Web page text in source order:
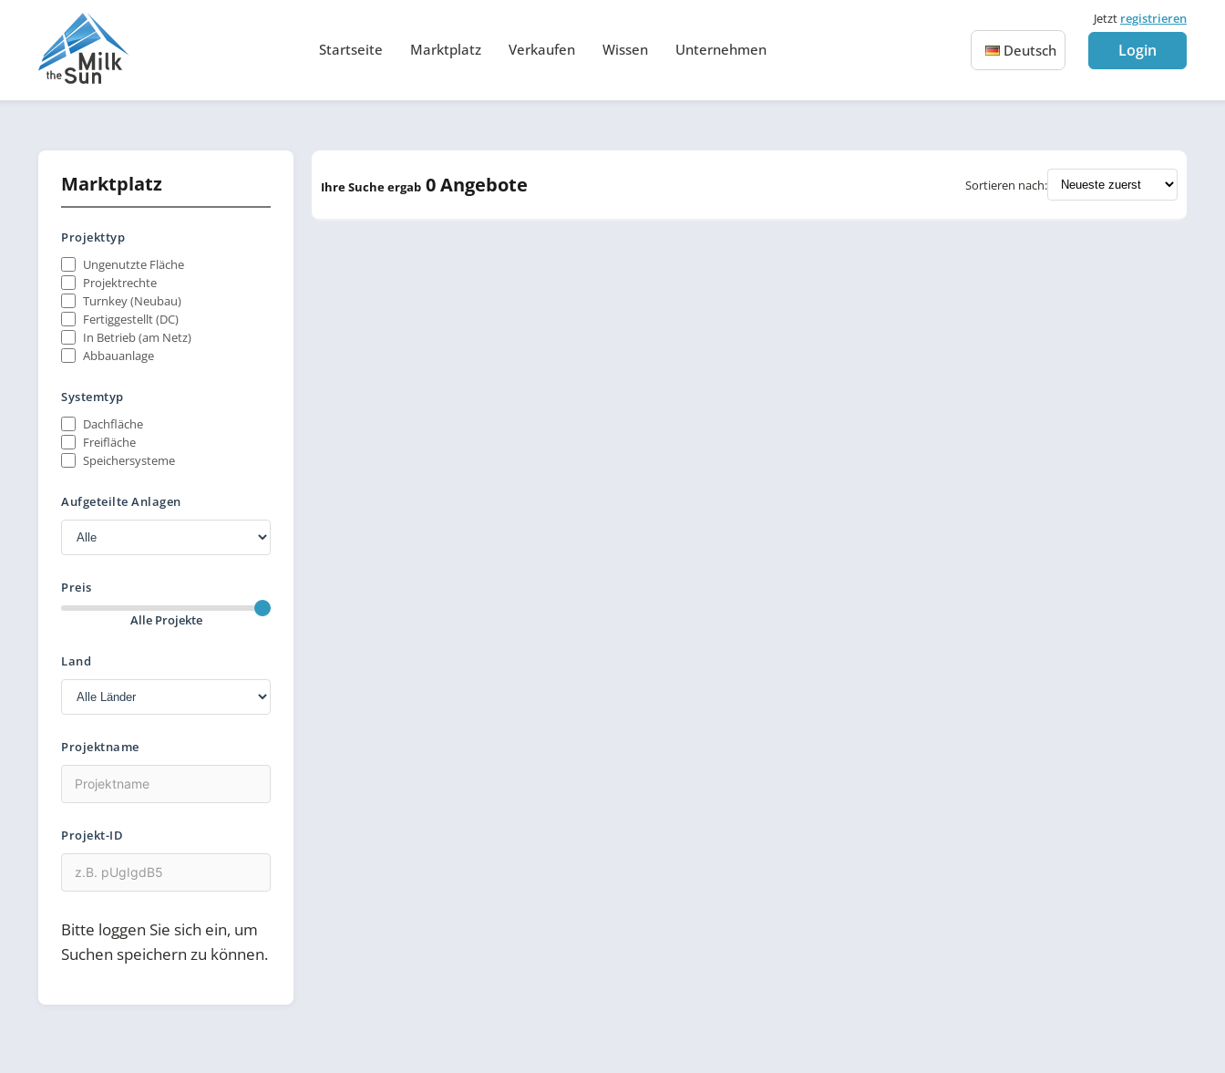
Startseite Marktplatz Verkaufen Wissen Unternehmen Deutsch
Jetzt registrieren
Login
Marktplatz
Projekttyp
Ungenutzte Fläche
Projektrechte
Turnkey (Neubau)
Fertiggestellt (DC)
In Betrieb (am Netz)
Abbauanlage
Systemtyp
Dachfläche
Freifläche
Speichersysteme
Aufgeteilte Anlagen
Preis
Alle Projekte
Land
Projektname
Projekt-ID
Bitte loggen Sie sich ein, um
Suchen speichern zu können.
Ihre Suche ergab 0 Angebote Sortieren nach: